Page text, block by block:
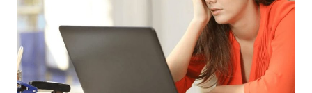
E-
COMMERCE